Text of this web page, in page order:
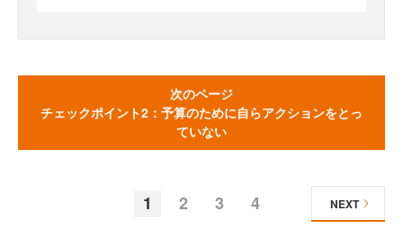
次のページ
チェックポイント2：予算のために自らアクションをとっ
ていない
1 2 3 4 NEXT